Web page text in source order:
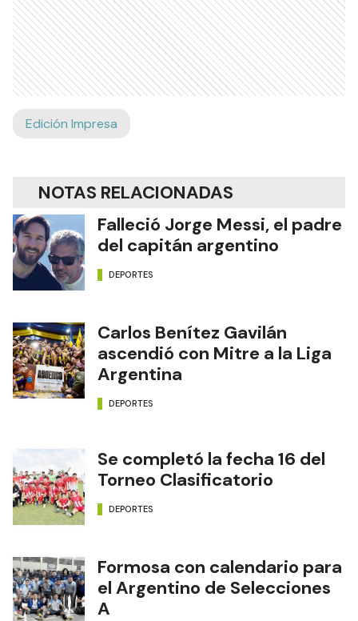
Edición Impresa
NOTAS RELACIONADAS
Falleció Jorge Messi, el padre
del capitán argentino
DEPORTES
Carlos Benítez Gavilán
ascendió con Mitre a la Liga
Argentina
DEPORTES
Se completó la fecha 16 del
Torneo Clasificatorio
DEPORTES
Formosa con calendario para
el Argentino de Selecciones
A